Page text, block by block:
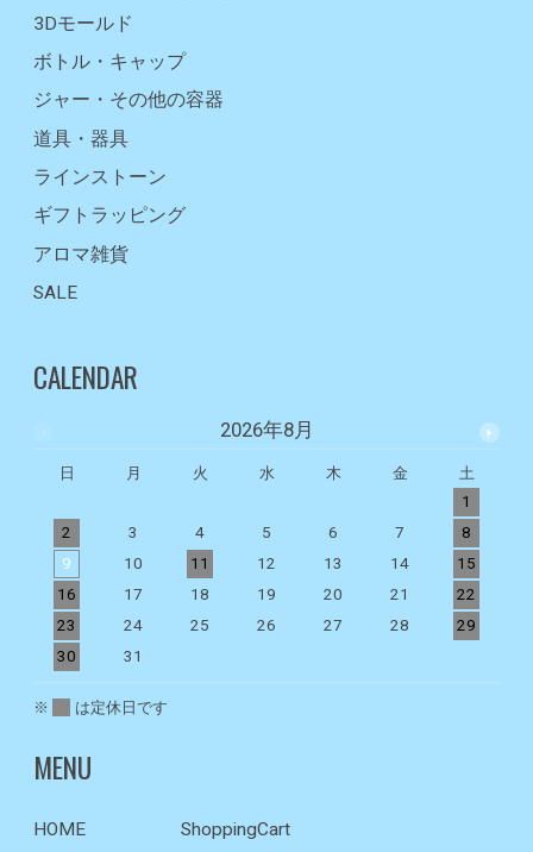
3Dモールド
ボトル・キャップ
ジャー・その他の容器
道具・器具
ラインストーン
ギフトラッピング
アロマ雑貨
SALE
CALENDAR
2026年8月
日 月 火 水 木 金
土
1
2
3 4 5 6 7
8
9
10 11 12 13 14
15
16
17 18 19 20 21
22
23
24 25 26 27 28
29
30
31
※ は定休日です
MENU
HOME
ShoppingCart